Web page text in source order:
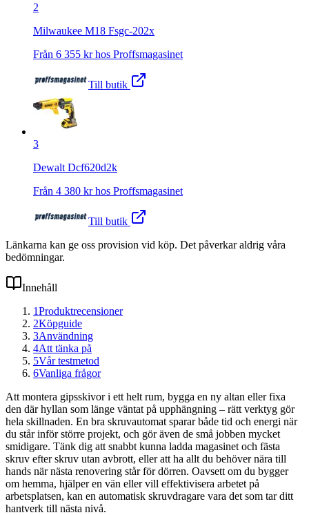
2
Milwaukee M18 Fsgc-202x
Från 6 355 kr hos Proffsmagasinet
Till butik
3
Dewalt Dcf620d2k
Från 4 380 kr hos Proffsmagasinet
Till butik
Länkarna kan ge oss provision vid köp. Det påverkar aldrig våra
bedömningar.
Innehåll
1Produktrecensioner
2Köpguide
3Användning
4Att tänka på
5Vår testmetod
6Vanliga frågor
Att montera gipsskivor i ett helt rum, bygga en ny altan eller fixa
den där hyllan som länge väntat på upphängning – rätt verktyg gör
hela skillnaden. En bra skruvautomat sparar både tid och energi när
du står inför större projekt, och gör även de små jobben mycket
smidigare. Tänk dig att snabbt kunna ladda magasinet och fästa
skruv efter skruv utan avbrott, eller att ha allt du behöver nära till
hands när nästa renovering står för dörren. Oavsett om du bygger
om hemma, hjälper en vän eller vill effektivisera arbetet på
arbetsplatsen, kan en automatisk skruvdragare vara det som tar ditt
hantverk till nästa nivå.